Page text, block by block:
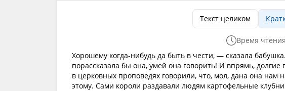
Текст целиком
Время
Хорошему когда-нибудь да быть в чести, — сказала
порассказала бы она, умей она говорить! И впрямь,
в церковных проповедях говорили, что, мол, дана она нам
этому. Сами короли раздавали людям картофельные